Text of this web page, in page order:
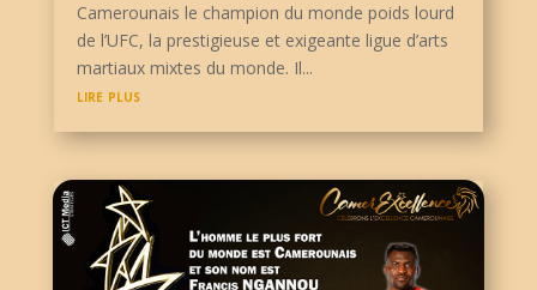
Camerounais le champion du monde poids lourd
de l’UFC, la prestigieuse et exigeante ligue d’arts
martiaux mixtes du monde. Il...
lire plus